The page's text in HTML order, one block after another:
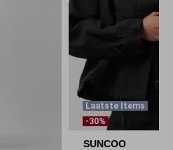
Laatste Items
-30%
SUNCOO